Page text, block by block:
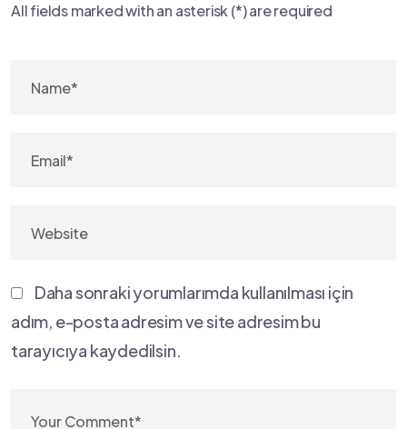
All fields marked with an asterisk (*) are required
Daha sonraki yorumlarımda kullanılması için
adım, e-posta adresim ve site adresim bu
tarayıcıya kaydedilsin.